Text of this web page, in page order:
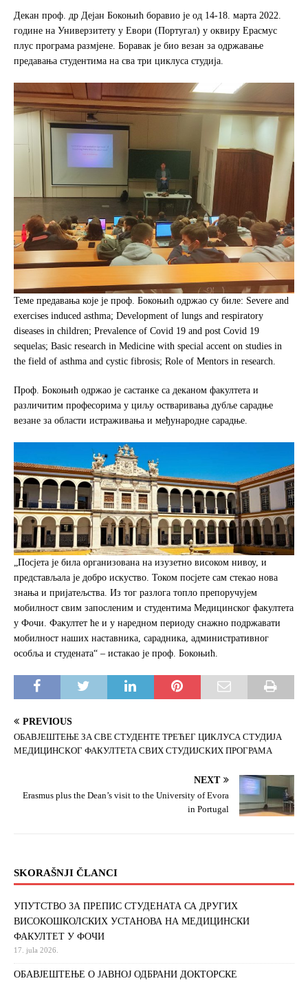
c
e
b
k
i
t
t
a
r
e
Декан проф. др Дејан Бокоњић боравио је од 14-18. марта 2022.
године на Универзитету у Евори (Португал) у оквиру Ерасмус
плус програма размјене. Боравак је био везан за одржавање
предавања студентима на сва три циклуса студија.
Теме предавања које је проф. Бокоњић одржао су биле: Severe and
exercises induced asthma; Development of lungs and respiratory
diseases in children; Prevalence of Covid 19 and post Covid 19
sequelas; Basic research in Medicine with special accent on studies in
the field of asthma and cystic fibrosis; Role of Mentors in research.
Проф. Бокоњић одржао је састанке са деканом факултета и
различитим професорима у циљу остваривања дубље сарадње
везане за области истраживања и међународне сарадње.
„Посјета је била организована на изузетно високом нивоу, и
представљала је добро искуство. Током посјете сам стекао нова
знања и пријатељства. Из тог разлога топло препоручујем
мобилност свим запосленим и студентима Медицинског факултета
у Фочи. Факултет ће и у наредном периоду снажно подржавати
мобилност наших наставника, сарадника, административног
особља и студената“ – истакао је проф. Бокоњић.
PREVIOUS
OБАВЈЕШТЕЊЕ ЗА СВЕ СТУДЕНТЕ ТРЕЋЕГ ЦИКЛУСА СТУДИЈА
МЕДИЦИНСКОГ ФАКУЛТЕТА СВИХ СТУДИЈСКИХ ПРОГРАМА
NEXT
Erasmus plus the Dean’s visit to the University of Evora
in Portugal
SKORAŠNJI ČLANCI
УПУТСТВО ЗА ПРЕПИС СТУДЕНАТА СА ДРУГИХ
ВИСОКОШКОЛСКИХ УСТАНОВА НА МЕДИЦИНСКИ
ФАКУЛТЕТ У ФОЧИ
17. jula 2026.
ОБАВЈЕШТЕЊЕ О ЈАВНОЈ ОДБРАНИ ДОКТОРСКЕ